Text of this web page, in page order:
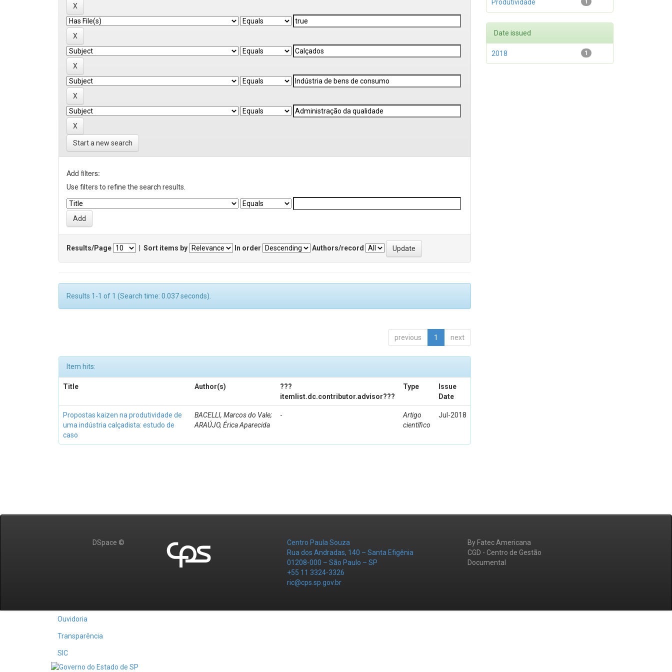
Start a new search
Add filters:
Use filters to refine the search results.
Results/Page Sort items by In order Authors/record
Results 1-1 of 1 (Search time: 0.037 seconds).
previous 1 next
Item hits:
Title Author(s)
???
itemlist.dc.contributor.advisor???
Type
Issue
Date
Propostas kaizen na produtividade de
uma indústria calçadista: estudo de
caso
BACELLI, Marcos do Vale;
ARAÚJO, Érica Aparecida
-
Artigo
científico
Jul-2018
1
Produtividade
Date issued
1
2018
DSpace ©
Centro Paula Souza
Rua dos Andradas, 140 – Santa Efigênia
01208-000 – São Paulo – SP
+55 11 3324-3326
ric@cps.sp.gov.br
By Fatec Americana
CGD - Centro de Gestão
Documental
Ouvidoria
Transparência
SIC